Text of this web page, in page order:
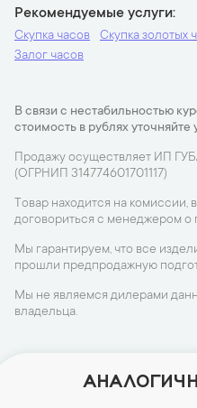
Рекомендуемые услуги
Скупка часов Скупка золотых
Залог часов
В связи с нестабильностью
стоимость в рублях
Продажу осуществляет ИП
(ОГРНИП 314774601701117)
Товар находится на комиссии,
договориться с менеджером о
Мы гарантируем, что все
прошли предпродажную
Мы не являемся дилерами
владельца.